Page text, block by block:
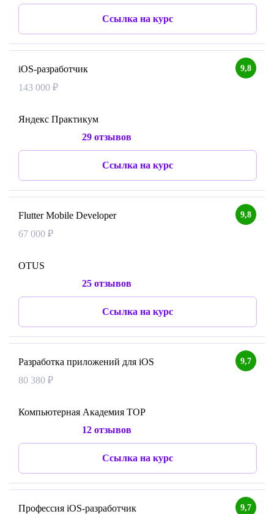
Ссылка на курс
9,8
iOS-разработчик
143 000 ₽
Яндекс Практикум
29 отзывов
Ссылка на курс
9,8
Flutter Mobile Developer
67 000 ₽
OTUS
25 отзывов
Ссылка на курс
9,7
Разработка приложений для iOS
80 380 ₽
Компьютерная Академия TOP
12 отзывов
Ссылка на курс
9,7
Профессия iOS-разработчик